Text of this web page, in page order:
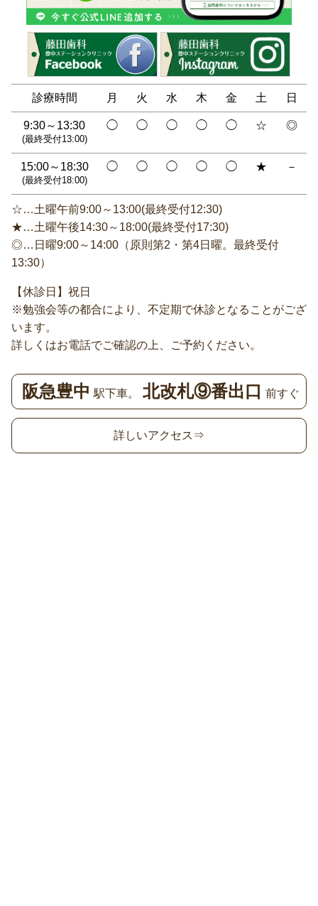
診療時間 月 火 水 木 金 土 日
9:30～13:30
(最終受付13:00)
◯ ◯ ◯ ◯ ◯ ☆ ◎
15:00～18:30
(最終受付18:00)
◯ ◯ ◯ ◯ ◯ ★ －
☆…土曜午前9:00～13:00(最終受付12:30)
★…土曜午後14:30～18:00(最終受付17:30)
◎…日曜9:00～14:00（原則第2・第4日曜。最終受付
13:30）
【休診日】祝日
※勉強会等の都合により、不定期で休診となることがござ
います。
詳しくはお電話でご確認の上、ご予約ください。
阪急豊中 駅下車。 北改札⑨番出口 前すぐ
詳しいアクセス⇒